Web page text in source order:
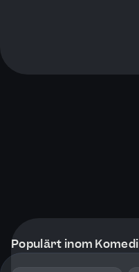
Populärt inom Komedi